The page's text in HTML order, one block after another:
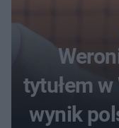
tytułem
wynik